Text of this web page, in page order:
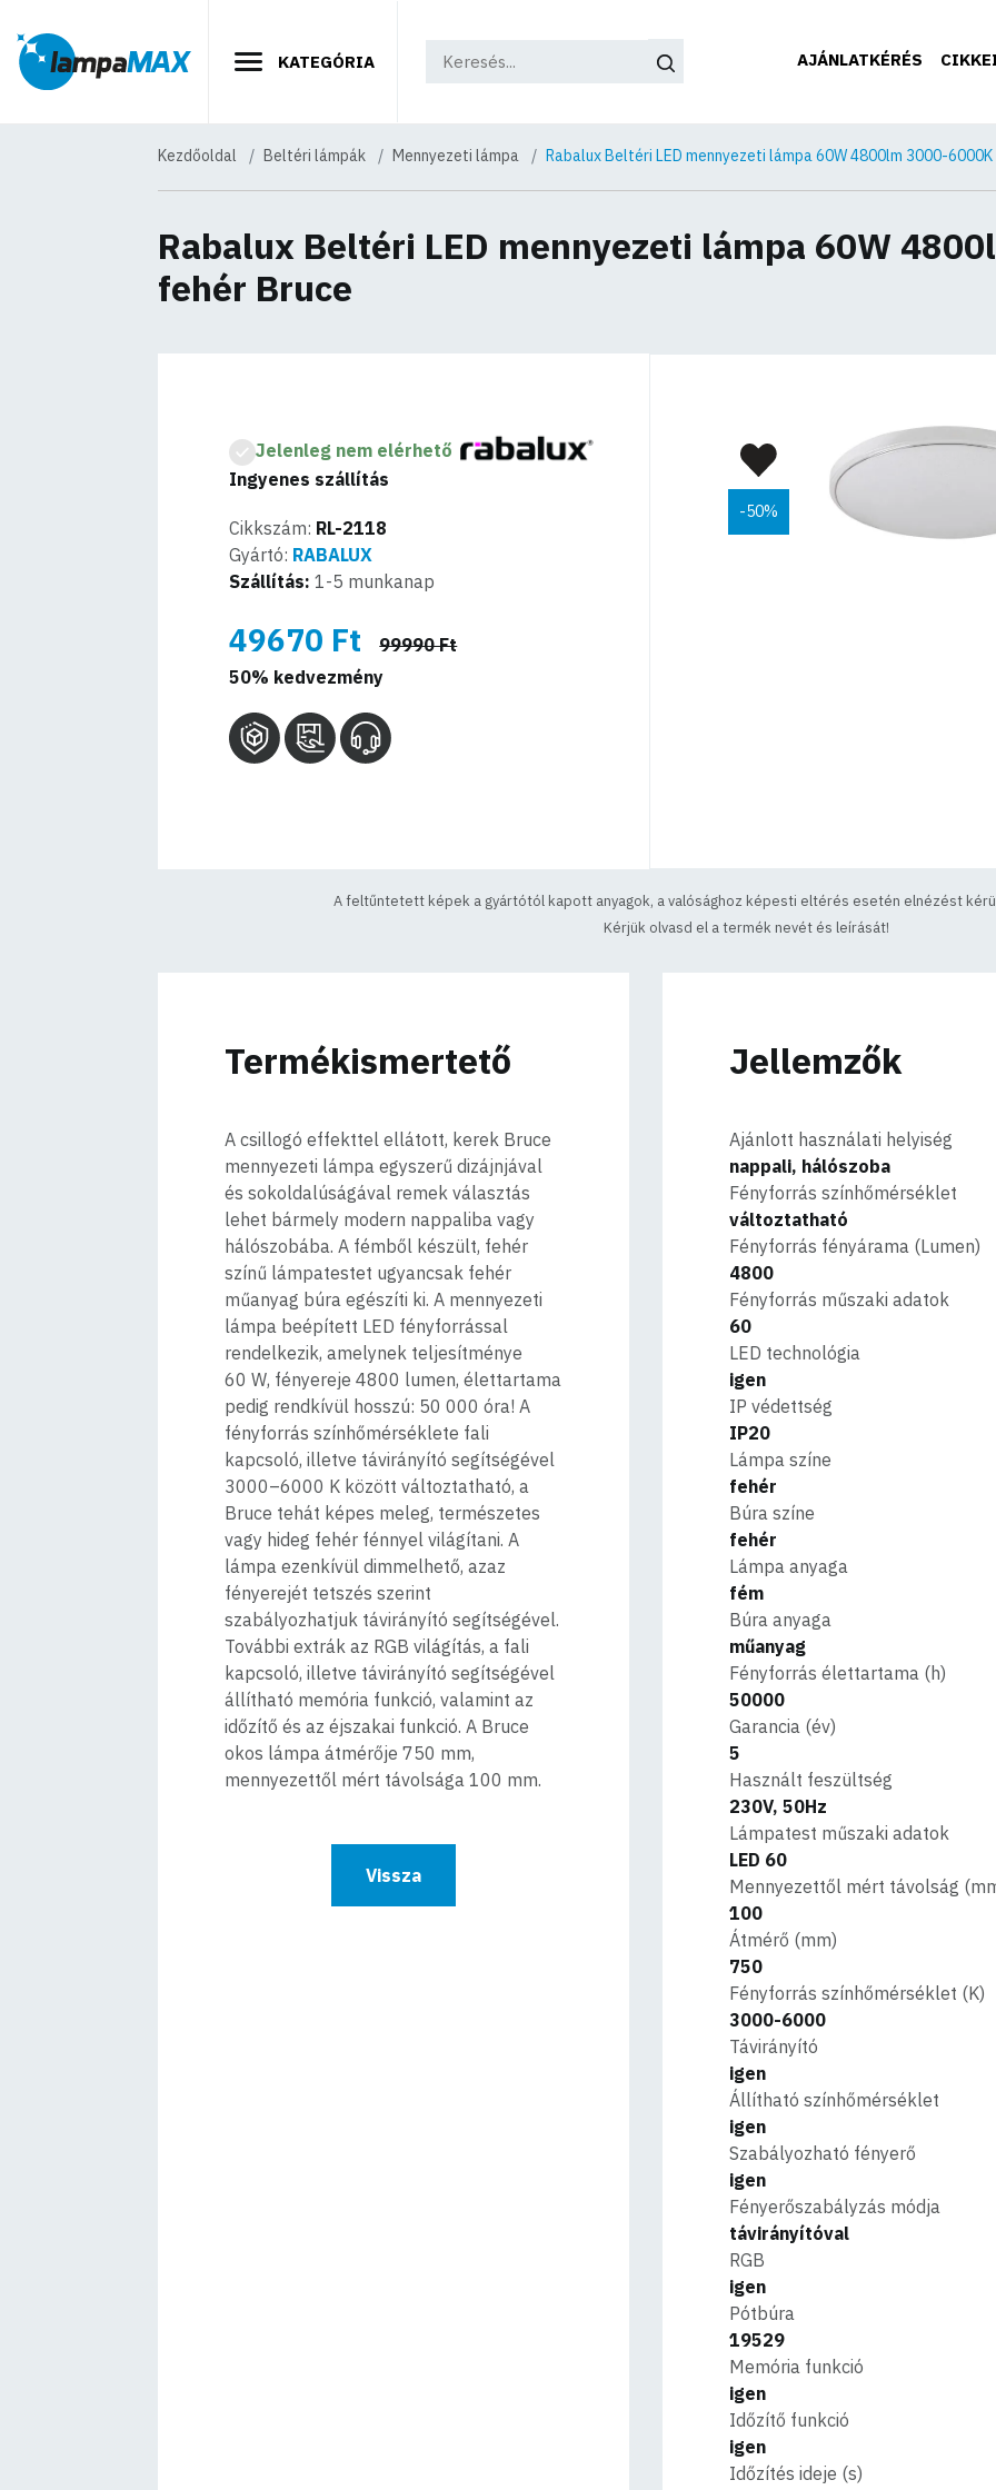
KATEGÓRIA AJÁNLATKÉRÉS
Kezdőoldal Beltéri lámpák Mennyezeti lámpa Rabalux Beltéri LED mennyezeti lámpa 60W 4800lm 3000-
Rabalux Beltéri LED mennyezeti lámpa 60W
fehér Bruce
-50%
Jelenleg nem elérhető
Ingyenes szállítás
Cikkszám: RL-2118
Gyártó: RABALUX
Szállítás: 1-5 munkanap
49670 Ft
99990 Ft
50% kedvezmény
A feltűntetett képek a gyártótól kapott anyagok, a valósághoz képesti eltérés esetén elnézést
Kérjük olvasd el a termék nevét és leírását!
Termékismertető
A csillogó effekttel ellátott, kerek Bruce
mennyezeti lámpa egyszerű dizájnjával
és sokoldalúságával remek választás
lehet bármely modern nappaliba vagy
hálószobába. A fémből készült, fehér
színű lámpatestet ugyancsak fehér
műanyag búra egészíti ki. A mennyezeti
lámpa beépített LED fényforrással
rendelkezik, amelynek teljesítménye
60 W, fényereje 4800 lumen, élettartama
pedig rendkívül hosszú: 50 000 óra! A
fényforrás színhőmérséklete fali
kapcsoló, illetve távirányító segítségével
3000–6000 K között változtatható, a
Bruce tehát képes meleg, természetes
vagy hideg fehér fénnyel világítani. A
lámpa ezenkívül dimmelhető, azaz
fényerejét tetszés szerint
szabályozhatjuk távirányító segítségével.
További extrák az RGB világítás, a fali
kapcsoló, illetve távirányító segítségével
állítható memória funkció, valamint az
időzítő és az éjszakai funkció. A Bruce
okos lámpa átmérője 750 mm,
mennyezettől mért távolsága 100 mm.
Vissza
Jellemzők
Ajánlott használati helyiség
nappali, hálószoba
Fényforrás színhőmérséklet
változtatható
Fényforrás fényárama (Lumen)
4800
Fényforrás műszaki adatok
60
LED technológia
igen
IP védettség
IP20
Lámpa színe
fehér
Búra színe
fehér
Lámpa anyaga
fém
Búra anyaga
műanyag
Fényforrás élettartama (h)
50000
Garancia (év)
5
Használt feszültség
230V, 50Hz
Lámpatest műszaki adatok
LED 60
Mennyezettől mért távolság
100
Átmérő (mm)
750
Fényforrás színhőmérséklet (K)
3000-6000
Távirányító
igen
Állítható színhőmérséklet
igen
Szabályozható fényerő
igen
Fényerőszabályzás módja
távirányítóval
RGB
igen
Pótbúra
19529
Memória funkció
igen
Időzítő funkció
igen
Időzítés ideje (s)